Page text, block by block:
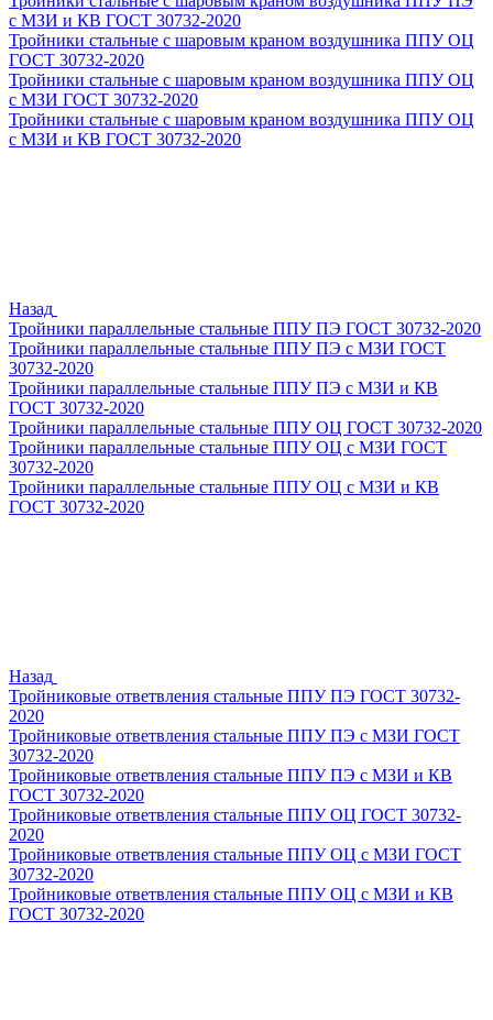
с МЗИ и КВ ГОСТ 30732-2020
Тройники стальные с шаровым краном воздушника ППУ ОЦ
ГОСТ 30732-2020
Тройники стальные с шаровым краном воздушника ППУ ОЦ
с МЗИ ГОСТ 30732-2020
Тройники стальные с шаровым краном воздушника ППУ ОЦ
с МЗИ и КВ ГОСТ 30732-2020
Назад
Тройники параллельные стальные ППУ ПЭ ГОСТ 30732-2020
Тройники параллельные стальные ППУ ПЭ с МЗИ ГОСТ
30732-2020
Тройники параллельные стальные ППУ ПЭ с МЗИ и КВ
ГОСТ 30732-2020
Тройники параллельные стальные ППУ ОЦ ГОСТ 30732-2020
Тройники параллельные стальные ППУ ОЦ с МЗИ ГОСТ
30732-2020
Тройники параллельные стальные ППУ ОЦ с МЗИ и КВ
ГОСТ 30732-2020
Назад
Тройниковые ответвления стальные ППУ ПЭ ГОСТ 30732-
2020
Тройниковые ответвления стальные ППУ ПЭ с МЗИ ГОСТ
30732-2020
Тройниковые ответвления стальные ППУ ПЭ с МЗИ и КВ
ГОСТ 30732-2020
Тройниковые ответвления стальные ППУ ОЦ ГОСТ 30732-
2020
Тройниковые ответвления стальные ППУ ОЦ с МЗИ ГОСТ
30732-2020
Тройниковые ответвления стальные ППУ ОЦ с МЗИ и КВ
ГОСТ 30732-2020